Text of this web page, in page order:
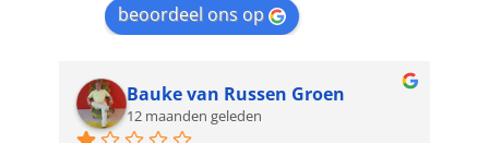
beoordeel ons op
Bauke van Russen Groen
12 maanden geleden